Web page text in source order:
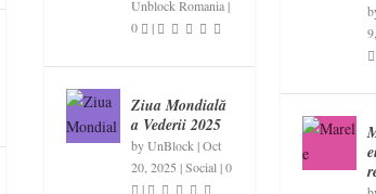
Unblock Romania|
0
|
Ziua Mondială
a Vederii 2025
byUnBlock |Oct
20, 2025 |Social |0
|